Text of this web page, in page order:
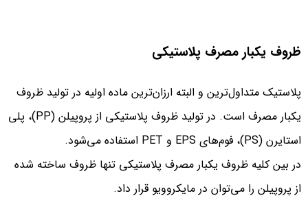
ظروف یکبار مصرف پلاستیکی
پلاستیک متداول‌ترین و البته ارزان‌ترین ماده اولیه در تولید ظروف
یکبار مصرف است. در تولید ظروف پلاستیکی از پروپیلن (PP)، پلی
استایرن (PS)، فوم‌های EPS و PET استفاده می‌شود.
در بین کلیه ظروف یکبار مصرف پلاستیکی تنها ظروف ساخته شده
از پروپیلن را می‌توان در مایکروویو قرار داد.